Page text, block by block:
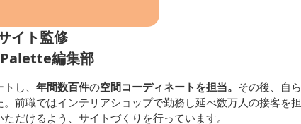
イト監修
編集部
し、 年間数百件の空間コーディネートを担当。 その後、自ら
。前職ではインテリアショップで勤務し延べ数万人の接客を担
ただけるよう、サイトづくりを行っています。